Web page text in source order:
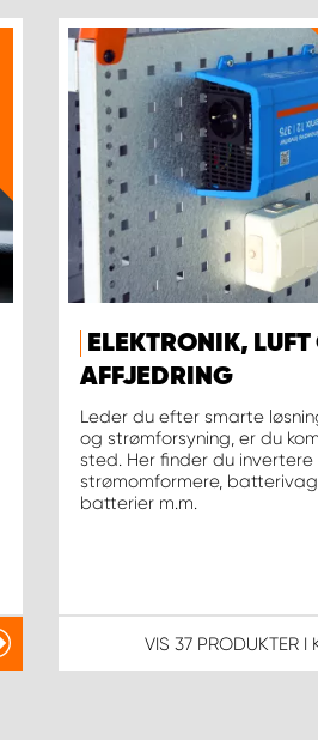
ELEKTRONIK,
AFFJEDRING
Leder du efter smarte
og strømforsyning, er du
sted. Her finder du invertere
strømomformere,
batterier m.m.
VIS37 PRODUKTER I